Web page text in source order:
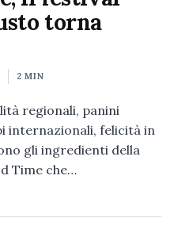
torna
2 MIN
regionali, panini
internazionali, felicità in
gli ingredienti della
Time che…